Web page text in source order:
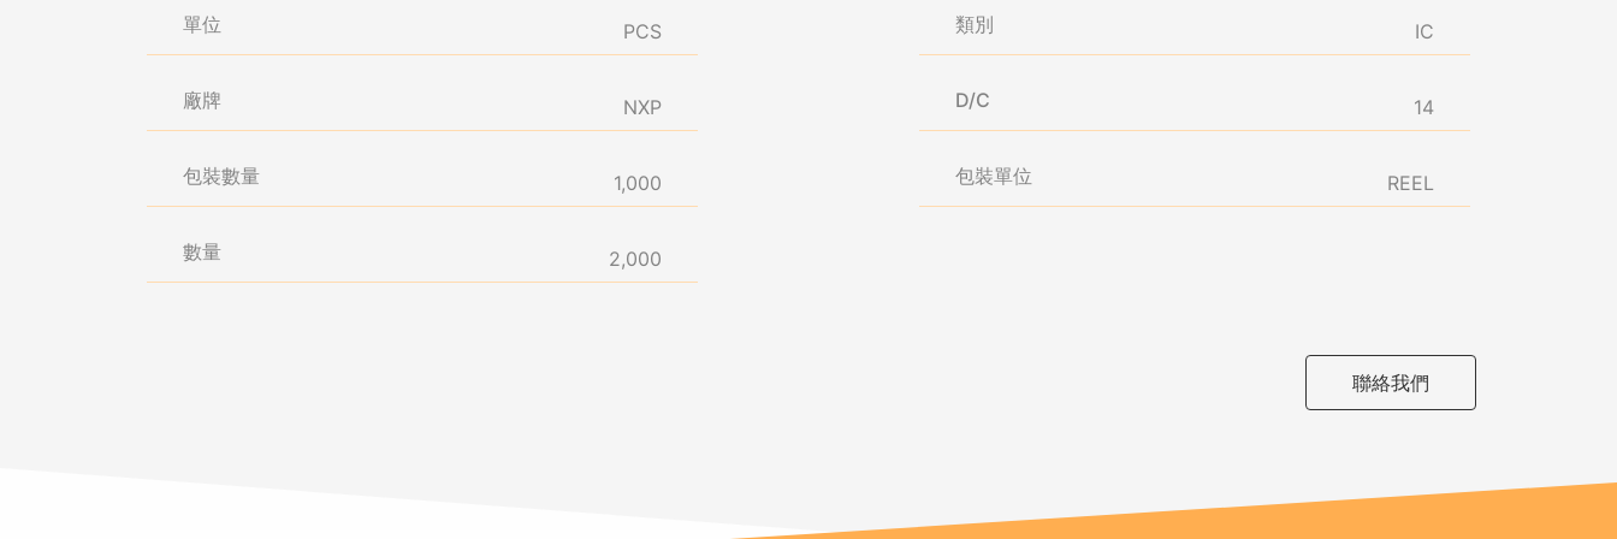
單位 PCS 類別 IC
廠牌 NXP D/C 14
包裝數量 1,000 包裝單位 REEL
數量 2,000
聯絡我們